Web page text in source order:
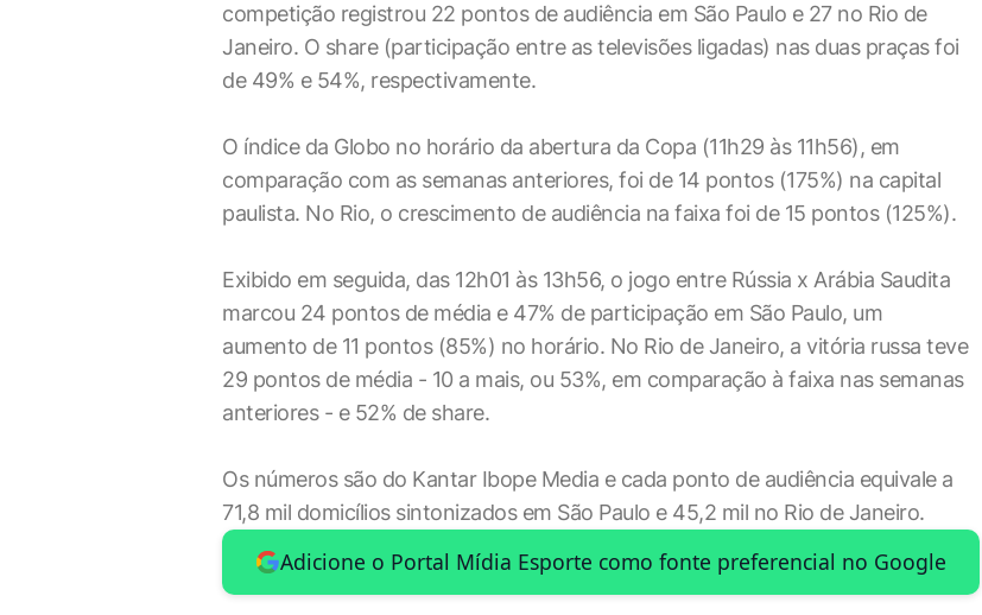
competição registrou 22 pontos de audiência em São Paulo e 27 no Rio de
Janeiro. O share (participação entre as televisões ligadas) nas duas praças foi
de 49% e 54%, respectivamente.
O índice da Globo no horário da abertura da Copa (11h29 às 11h56), em
comparação com as semanas anteriores, foi de 14 pontos (175%) na capital
paulista. No Rio, o crescimento de audiência na faixa foi de 15 pontos (125%).
Exibido em seguida, das 12h01 às 13h56, o jogo entre Rússia x Arábia Saudita
marcou 24 pontos de média e 47% de participação em São Paulo, um
aumento de 11 pontos (85%) no horário. No Rio de Janeiro, a vitória russa teve
29 pontos de média - 10 a mais, ou 53%, em comparação à faixa nas semanas
anteriores - e 52% de share.
Os números são do Kantar Ibope Media e cada ponto de audiência equivale a
71,8 mil domicílios sintonizados em São Paulo e 45,2 mil no Rio de Janeiro.
Adicione o Portal Mídia Esporte como fonte preferencial no Google